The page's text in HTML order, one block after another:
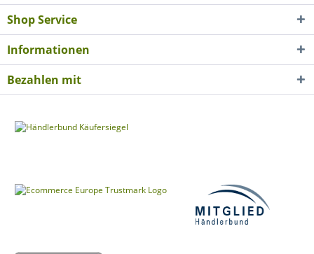
Shop Service
Informationen
Bezahlen mit